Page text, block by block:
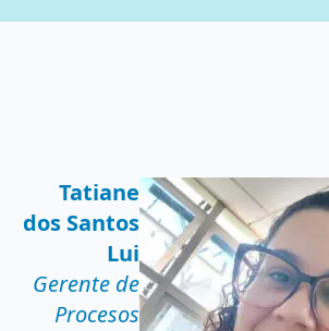
Tatiane
dos Santos
Lui
Gerente de
Procesos